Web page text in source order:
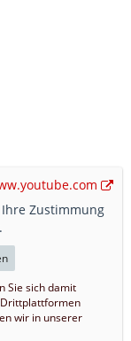
Zustimmung
Sie sich damit
wir in unserer